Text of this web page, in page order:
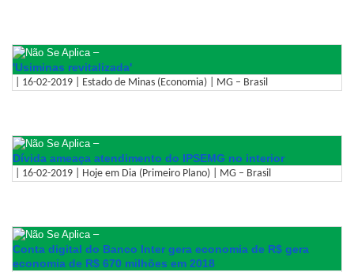
–
'Usiminas revitalizada'
| 16-02-2019 | Estado de Minas (Economia) | MG – Brasil
–
Dívida ameaça atendimento do IPSEMG no interior
| 16-02-2019 | Hoje em Dia (Primeiro Plano) | MG – Brasil
–
Conta digital do Banco Inter gera economia de R$ gera
economia de R$ 670 milhões em 2018